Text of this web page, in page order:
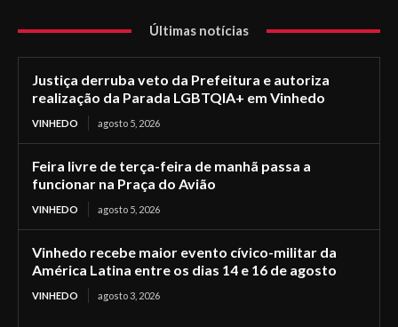
Últimas notícias
Justiça derruba veto da Prefeitura e autoriza
realização da Parada LGBTQIA+ em Vinhedo
VINHEDO agosto 5, 2026
Feira livre de terça-feira de manhã passa a
funcionar na Praça do Avião
VINHEDO agosto 5, 2026
Vinhedo recebe maior evento cívico-militar da
América Latina entre os dias 14 e 16 de agosto
VINHEDO agosto 3, 2026